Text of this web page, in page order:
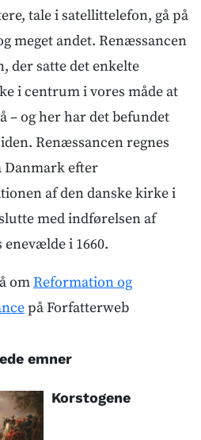
tale i satellittelefon, gå på
meget andet. Renæssancen
der satte det enkelte
i centrum i vores måde at
– og her har det befundet
Renæssancen regnes
Danmark efter
af den danske kirke i
med indførelsen af
enevælde i 1660.
omReformation og
på Forfatterweb
emner
Korstogene